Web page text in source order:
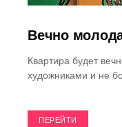
Вечно
Квартира будет
художниками и не
ПЕРЕЙТИ